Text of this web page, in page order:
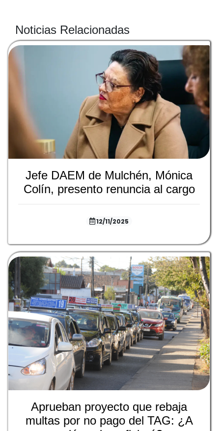
Noticias Relacionadas
Jefe DAEM de Mulchén, Mónica
Colín, presento renuncia al cargo
12/11/2025
Aprueban proyecto que rebaja
multas por no pago del TAG: ¿A